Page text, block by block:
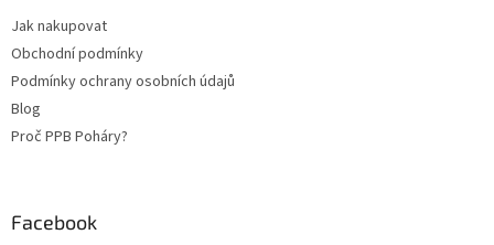
Jak nakupovat
Obchodní podmínky
Podmínky ochrany osobních údajů
Blog
Proč PPB Poháry?
Facebook